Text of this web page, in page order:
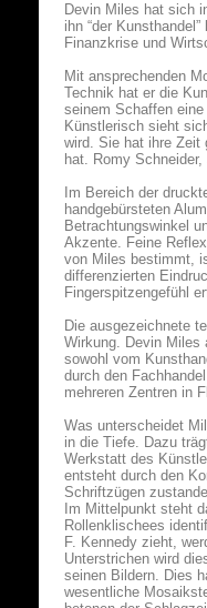
Devin Miles hat sich
ihn “der
Finanzkrise und
Mit ansprechenden
Technik hat er die
seinem Schaffen
Künstlerisch sieht
wird. Sie hat ihre Zeit
hat. Romy
Im Bereich der
handgebürsteten
Betrachtungswinkel
Akzente. Feine
von Miles bestimmt,
differenzierten
Fingerspitzengefühl
Die ausgezeichnete
Wirkung. Devin Miles
sowohl vom
durch den
mehreren Zentren in
Was unterscheidet
in die Tiefe. Dazu
Werkstatt des
entsteht durch den
Schriftzügen
Im Mittelpunkt steht
Rollenklischees
F. Kennedy zieht,
Unterstrichen wird
seinen Bildern. Dies
wesentliche